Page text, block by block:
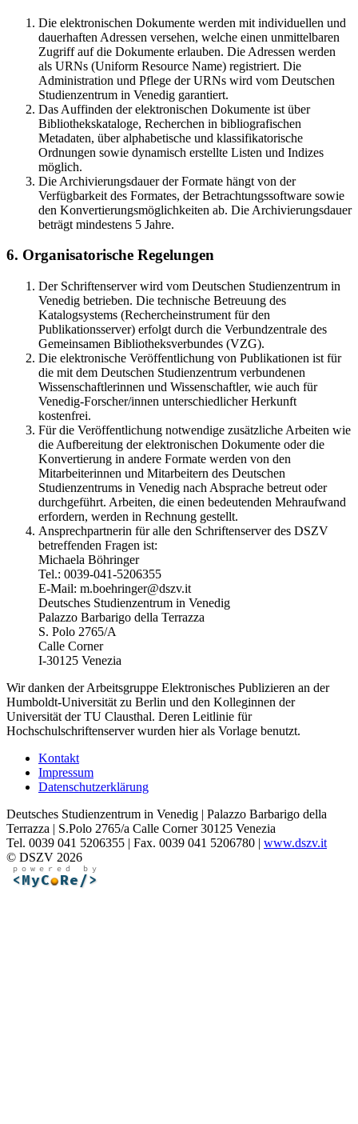
Die elektronischen Dokumente werden mit individuellen und
dauerhaften Adressen versehen, welche einen unmittelbaren
Zugriff auf die Dokumente erlauben. Die Adressen werden
als URNs (Uniform Resource Name) registriert. Die
Administration und Pflege der URNs wird vom Deutschen
Studienzentrum in Venedig garantiert.
Das Auffinden der elektronischen Dokumente ist über
Bibliothekskataloge, Recherchen in bibliografischen
Metadaten, über alphabetische und klassifikatorische
Ordnungen sowie dynamisch erstellte Listen und Indizes
möglich.
Die Archivierungsdauer der Formate hängt von der
Verfügbarkeit des Formates, der Betrachtungssoftware sowie
den Konvertierungsmöglichkeiten ab. Die Archivierungsdauer
beträgt mindestens 5 Jahre.
6. Organisatorische Regelungen
Der Schriftenserver wird vom Deutschen Studienzentrum in
Venedig betrieben. Die technische Betreuung des
Katalogsystems (Rechercheinstrument für den
Publikationsserver) erfolgt durch die Verbundzentrale des
Gemeinsamen Bibliotheksverbundes (VZG).
Die elektronische Veröffentlichung von Publikationen ist für
die mit dem Deutschen Studienzentrum verbundenen
Wissenschaftlerinnen und Wissenschaftler, wie auch für
Venedig-Forscher/innen unterschiedlicher Herkunft
kostenfrei.
Für die Veröffentlichung notwendige zusätzliche Arbeiten wie
die Aufbereitung der elektronischen Dokumente oder die
Konvertierung in andere Formate werden von den
Mitarbeiterinnen und Mitarbeitern des Deutschen
Studienzentrums in Venedig nach Absprache betreut oder
durchgeführt. Arbeiten, die einen bedeutenden Mehraufwand
erfordern, werden in Rechnung gestellt.
Ansprechpartnerin für alle den Schriftenserver des DSZV
betreffenden Fragen ist:
Michaela Böhringer
Tel.: 0039-041-5206355
E-Mail: m.boehringer@dszv.it
Deutsches Studienzentrum in Venedig
Palazzo Barbarigo della Terrazza
S. Polo 2765/A
Calle Corner
I-30125 Venezia
Wir danken der Arbeitsgruppe Elektronisches Publizieren an der
Humboldt-Universität zu Berlin und den Kolleginnen der
Universität der TU Clausthal. Deren Leitlinie für
Hochschulschriftenserver wurden hier als Vorlage benutzt.
Kontakt
Impressum
Datenschutzerklärung
Deutsches Studienzentrum in Venedig | Palazzo Barbarigo della
Terrazza | S.Polo 2765/a Calle Corner 30125 Venezia
Tel. 0039 041 5206355 | Fax. 0039 041 5206780 | www.dszv.it
© DSZV 2026